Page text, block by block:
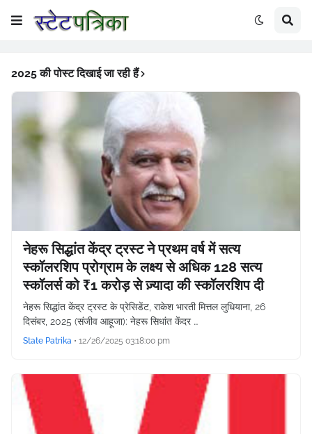
2025 की पोस्ट दिखाई जा रही हैं
नेहरू सिद्धांत केंद्र ट्रस्ट ने प्रथम वर्ष में सत्य
स्कॉलरशिप प्रोग्राम के लक्ष्य से अधिक 128 सत्य
स्कॉलर्स को ₹1 करोड़ से ज़्यादा की स्कॉलरशिप दी
नेहरू सिद्धांत केंद्र ट्रस्ट के प्रेसिडेंट, राकेश भारती मित्तल लुधियाना, 26
दिसंबर, 2025 (संजीव आहूजा): नेहरू सिधांत केंदर …
State Patrika • 12/26/2025 03:18:00 pm